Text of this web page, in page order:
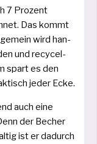
7 Prozent
Das kommt
wird han­
und recy­cel­
spart es den
jeder Ecke.
auch eine
der Becher
ist er dadurch